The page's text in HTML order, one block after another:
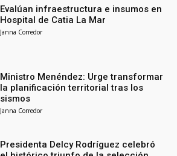
Evalúan infraestructura e insumos en
Hospital de Catia La Mar
Janna Corredor
Ministro Menéndez: Urge transformar
la planificación territorial tras los
sismos
Janna Corredor
Presidenta Delcy Rodríguez celebró